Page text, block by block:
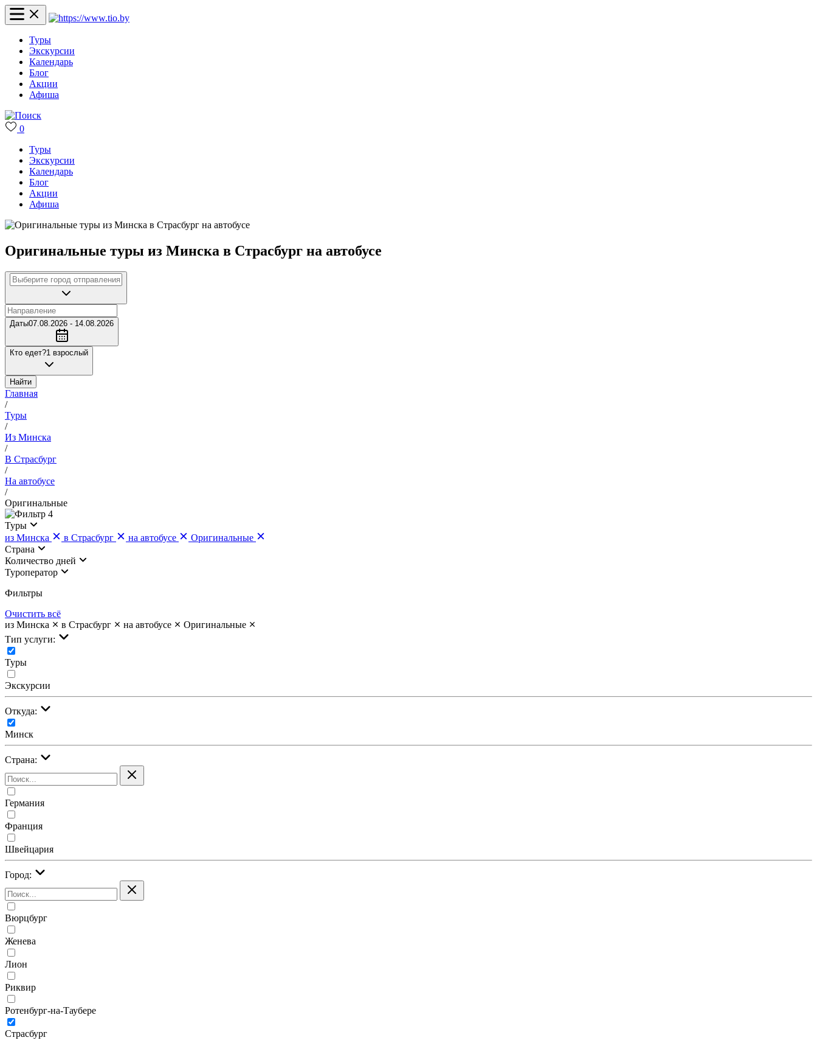
Туры
Экскурсии
Календарь
Блог
Акции
Афиша
0
Туры
Экскурсии
Календарь
Блог
Акции
Афиша
Оригинальные туры из Минска в Страсбург на автобусе
Даты07.08.2026 - 14.08.2026
Кто едет?1 взрослый
Найти
Главная
/
Туры
/
Из Минска
/
В Страсбург
/
На автобусе
/
Оригинальные
4
Туры
из Минска
в Страсбург на автобусе
Оригинальные
Страна
Количество дней
Туроператор
Фильтры
Очистить всё
из Минска
в Страсбург на автобусе
Оригинальные
Тип услуги:
Туры
Экскурсии
Откуда:
Минск
Страна:
Германия
Франция
Швейцария
Город:
Вюрцбург
Женева
Лион
Риквир
Ротенбург-на-Таубере
Страсбург